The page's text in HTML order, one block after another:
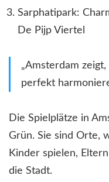
Sarphatipark:
De Pijp Viertel
„Amsterdam
perfekt
Die Spielplätze in
Grün. Sie sind Orte,
Kinder spielen,
die Stadt.